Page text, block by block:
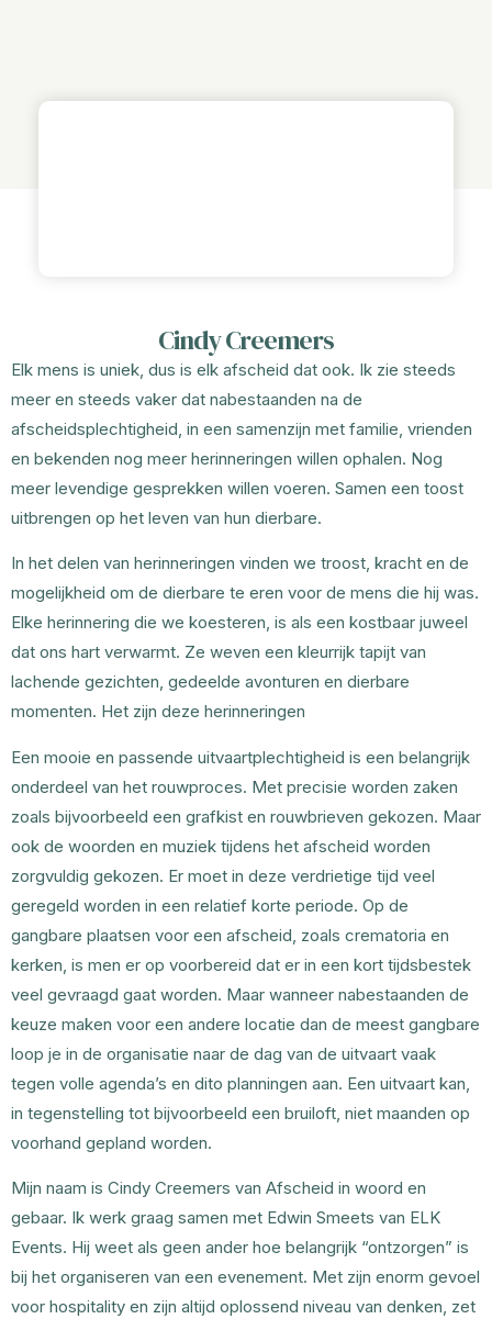
Cindy Creemers
Elk mens is uniek, dus is elk afscheid dat ook. Ik zie steeds
meer en steeds vaker dat nabestaanden na de
afscheidsplechtigheid, in een samenzijn met familie, vrienden
en bekenden nog meer herinneringen willen ophalen. Nog
meer levendige gesprekken willen voeren. Samen een toost
uitbrengen op het leven van hun dierbare.
In het delen van herinneringen vinden we troost, kracht en de
mogelijkheid om de dierbare te eren voor de mens die hij was.
Elke herinnering die we koesteren, is als een kostbaar juweel
dat ons hart verwarmt. Ze weven een kleurrijk tapijt van
lachende gezichten, gedeelde avonturen en dierbare
momenten. Het zijn deze herinneringen
Een mooie en passende uitvaartplechtigheid is een belangrijk
onderdeel van het rouwproces. Met precisie worden zaken
zoals bijvoorbeeld een grafkist en rouwbrieven gekozen. Maar
ook de woorden en muziek tijdens het afscheid worden
zorgvuldig gekozen. Er moet in deze verdrietige tijd veel
geregeld worden in een relatief korte periode. Op de
gangbare plaatsen voor een afscheid, zoals crematoria en
kerken, is men er op voorbereid dat er in een kort tijdsbestek
veel gevraagd gaat worden. Maar wanneer nabestaanden de
keuze maken voor een andere locatie dan de meest gangbare
loop je in de organisatie naar de dag van de uitvaart vaak
tegen volle agenda’s en dito planningen aan. Een uitvaart kan,
in tegenstelling tot bijvoorbeeld een bruiloft, niet maanden op
voorhand gepland worden.
Mijn naam is Cindy Creemers van Afscheid in woord en
gebaar. Ik werk graag samen met Edwin Smeets van ELK
Events. Hij weet als geen ander hoe belangrijk “ontzorgen” is
bij het organiseren van een evenement. Met zijn enorm gevoel
voor hospitality en zijn altijd oplossend niveau van denken, zet